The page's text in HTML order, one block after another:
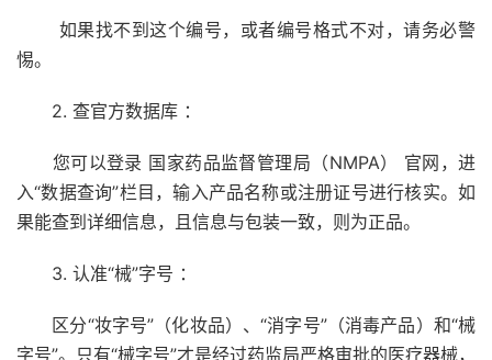
如果找不到这个编号，或者编号格式不对，请务必警
惕。
2. 查官方数据库 ：
您可以登录 国家药品监督管理局（NMPA） 官网，进
入“数据查询”栏目，输入产品名称或注册证号进行核实。如
果能查到详细信息，且信息与包装一致，则为正品。
3. 认准“械”字号 ：
区分“妆字号”（化妆品）、“消字号”（消毒产品）和“械
字号”。只有“械字号”才是经过药监局严格审批的医疗器械，